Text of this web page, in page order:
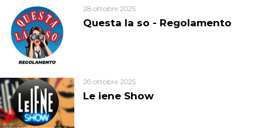
Questa la so - Regolamento
28 ottobre 2025
Le iene Show
26 ottobre 2025